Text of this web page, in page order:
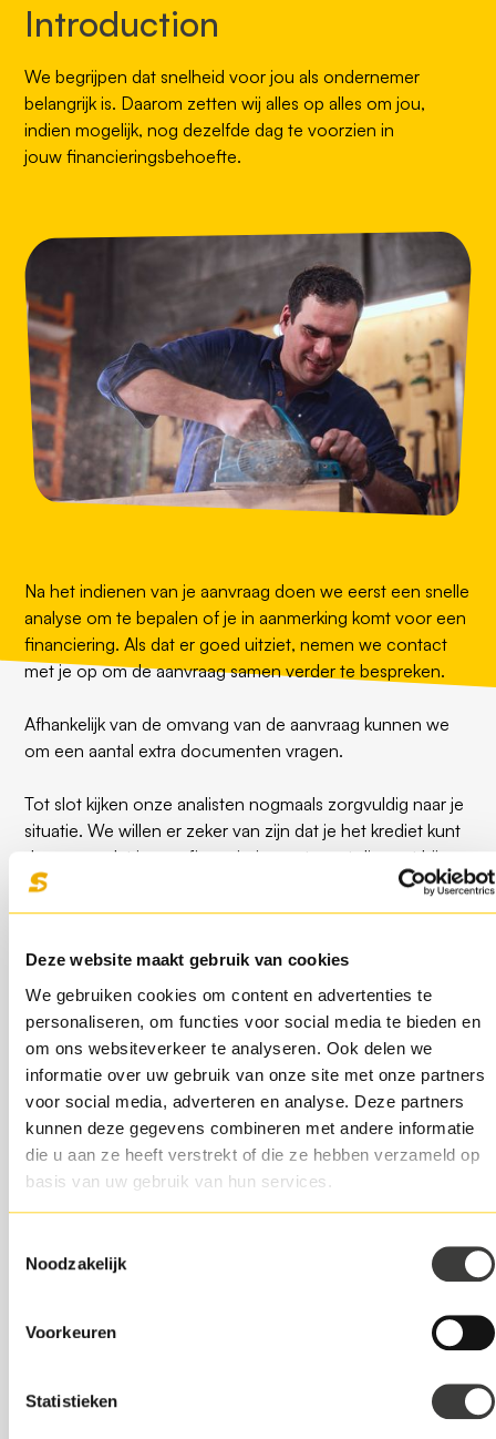
Deze website maakt gebruik van cookies
We gebruiken cookies om content en advertenties te
personaliseren, om functies voor social media te bieden en
om ons websiteverkeer te analyseren. Ook delen we
informatie over uw gebruik van onze site met onze partners
voor social media, adverteren en analyse. Deze partners
kunnen deze gegevens combineren met andere informatie
die u aan ze heeft verstrekt of die ze hebben verzameld op
basis van uw gebruik van hun services.
Noodzakelijk
Voorkeuren
Statistieken
Introduction
We begrijpen dat snelheid voor jou als ondernemer
belangrijk is. Daarom zetten wij alles op alles om jou,
indien mogelijk, nog dezelfde dag te voorzien in
jouw financieringsbehoefte.
Na het indienen van je aanvraag doen we eerst een snelle
analyse om te bepalen of je in aanmerking komt voor een
financiering. Als dat er goed uitziet, nemen we contact
met je op om de aanvraag samen verder te bespreken.
Afhankelijk van de omvang van de aanvraag kunnen we
om een aantal extra documenten vragen.
Tot slot kijken onze analisten nogmaals zorgvuldig naar je
situatie. We willen er zeker van zijn dat je het krediet kunt
dragen en dat je een financiering ontvangt die past bij
jouw bedrijf en persoonlijke situatie.
ons. Dit kun je eenvoudig online ondertekenen. Zodra we
de ondertekende overeenkomst hebben ontvangen,
maken we het bedrag meestal nog dezelfde dag over
naar je zakelijke rekening. Zo heb je snel beschikking over
het geld om te investeren in jouw onderneming.
Share this article
Marketeer